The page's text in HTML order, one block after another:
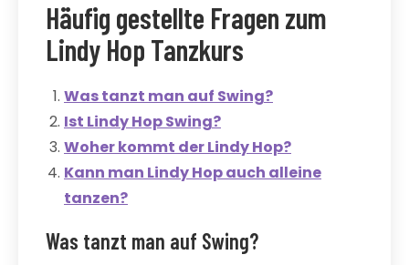
Häufig gestellte Fragen zum
Lindy Hop Tanzkurs
Was tanzt man auf Swing?
Ist Lindy Hop Swing?
Woher kommt der Lindy Hop?
Kann man Lindy Hop auch alleine
tanzen?
Was tanzt man auf Swing?